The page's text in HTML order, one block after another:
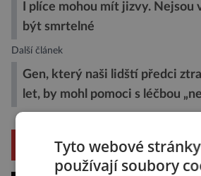
I plíce mohou mít jizvy. Nejsou
být smrtelné
Další článek
Gen, který naši lidští předci
let, by mohl pomoci s léčbou
SOUVISEJÍCÍ
Tyto webové stránky
používají soubory